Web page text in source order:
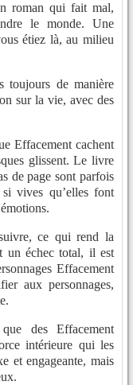
roman qui fait mal,
le monde. Une
étiez là, au milieu
toujours de manière
sur la vie, avec des
Effacement cachent
glissent. Le livre
de page sont parfois
vives qu’elles font
ce qui rend la
un échec total, il est
Effacement
aux personnages,
des Effacement
intérieure qui les
et engageante, mais